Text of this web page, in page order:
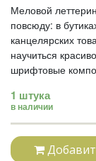
Меловой
повсюду: в
канцелярских
научиться
шрифтовые
1 штука
в наличии